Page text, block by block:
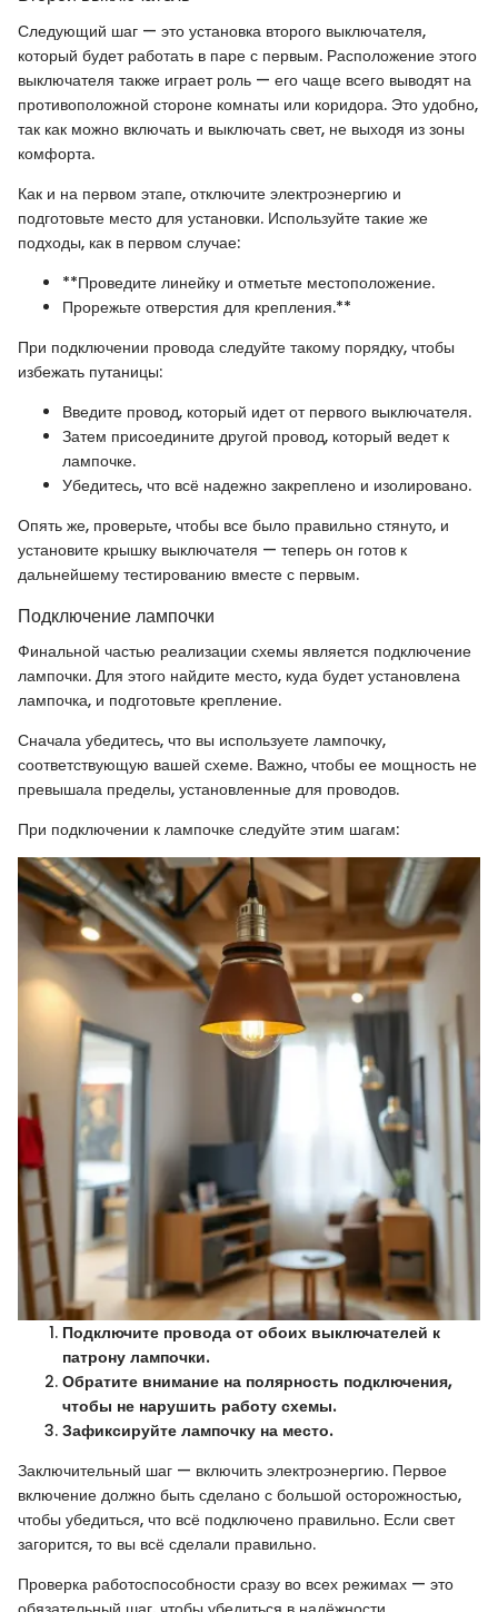
Следующий шаг — это установка второго выключателя,
который будет работать в паре с первым. Расположение этого
выключателя также играет роль — его чаще всего выводят на
противоположной стороне комнаты или коридора. Это удобно,
так как можно включать и выключать свет, не выходя из зоны
комфорта.
Как и на первом этапе, отключите электроэнергию и
подготовьте место для установки. Используйте такие же
подходы, как в первом случае:
**Проведите линейку и отметьте местоположение.
Прорежьте отверстия для крепления.**
При подключении провода следуйте такому порядку, чтобы
избежать путаницы:
Введите провод, который идет от первого выключателя.
Затем присоедините другой провод, который ведет к
лампочке.
Убедитесь, что всё надежно закреплено и изолировано.
Опять же, проверьте, чтобы все было правильно стянуто, и
установите крышку выключателя — теперь он готов к
дальнейшему тестированию вместе с первым.
Подключение лампочки
Финальной частью реализации схемы является подключение
лампочки. Для этого найдите место, куда будет установлена
лампочка, и подготовьте крепление.
Сначала убедитесь, что вы используете лампочку,
соответствующую вашей схеме. Важно, чтобы ее мощность не
превышала пределы, установленные для проводов.
При подключении к лампочке следуйте этим шагам:
Подключите провода от обоих выключателей к
патрону лампочки.
Обратите внимание на полярность подключения,
чтобы не нарушить работу схемы.
Зафиксируйте лампочку на место.
Заключительный шаг — включить электроэнергию. Первое
включение должно быть сделано с большой осторожностью,
чтобы убедиться, что всё подключено правильно. Если свет
загорится, то вы всё сделали правильно.
Проверка работоспособности сразу во всех режимах — это